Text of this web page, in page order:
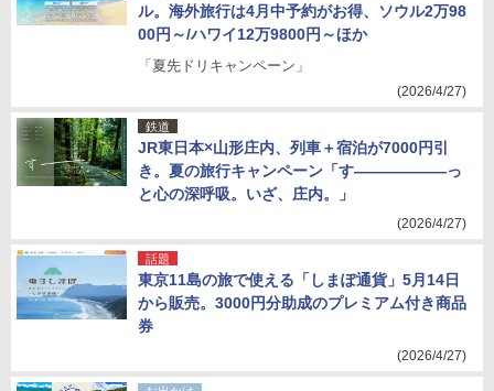
ル。海外旅行は4月中予約がお得、ソウル2万98
00円～/ハワイ12万9800円～ほか
「夏先ドリキャンペーン」
(2026/4/27)
鉄道
JR東日本×山形庄内、列車＋宿泊が7000円引
き。夏の旅行キャンペーン「す――――――っ
と心の深呼吸。いざ、庄内。」
(2026/4/27)
話題
東京11島の旅で使える「しまぽ通貨」5月14日
から販売。3000円分助成のプレミアム付き商品
券
(2026/4/27)